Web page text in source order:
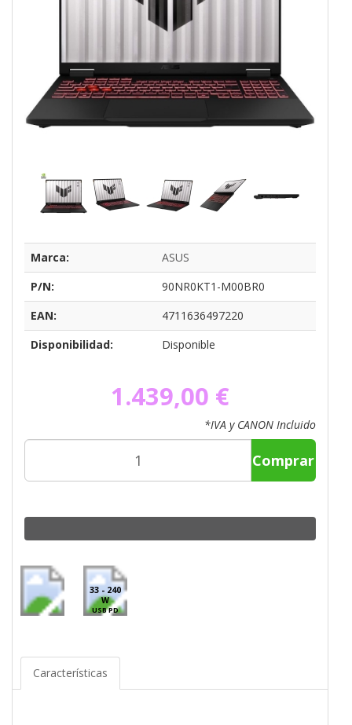
Marca:
ASUS
P/N:
90NR0KT1-M00BR0
EAN:
4711636497220
Disponibilidad:
Disponible
1.439,00 €
*IVA y CANON Incluido
Comprar
33 - 240
W
USB PD
Características